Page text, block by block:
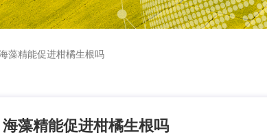
藻精能促进柑橘生根吗
藻精能促进柑橘生根吗